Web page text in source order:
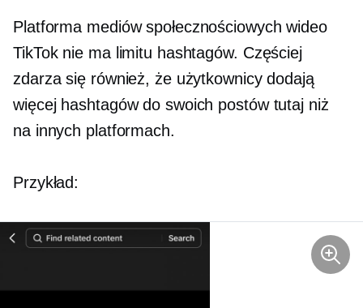
Platforma mediów społecznościowych wideo
TikTok nie ma limitu hashtagów. Częściej
zdarza się również, że użytkownicy dodają
więcej hashtagów do swoich postów tutaj niż
na innych platformach.
Przykład: